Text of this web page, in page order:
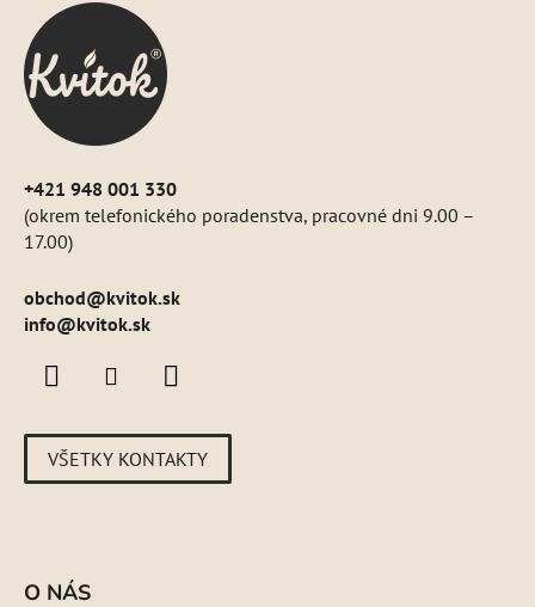
+421 948 001 330
(okrem telefonického poradenstva, pracovné dni 9.00 –
17.00)
obchod@kvitok.sk
info@kvitok.sk
VŠETKY KONTAKTY
O NÁS